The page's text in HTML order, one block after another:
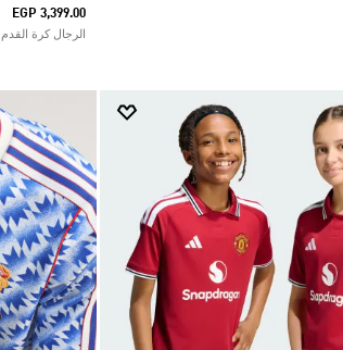
EGP 3,399.00
الرجال كرة القدم